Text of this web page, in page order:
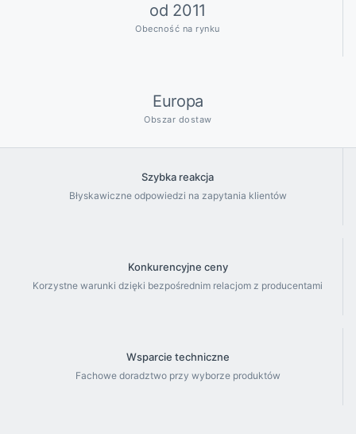
od 2011
Obecność na rynku
Europa
Obszar dostaw
Szybka reakcja
Błyskawiczne odpowiedzi na zapytania klientów
Konkurencyjne ceny
Korzystne warunki dzięki bezpośrednim relacjom z producentami
Wsparcie techniczne
Fachowe doradztwo przy wyborze produktów